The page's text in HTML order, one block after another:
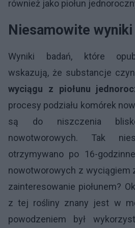
również jako piołun
Niesamowite wyniki
Wyniki badań, które
wskazują, że substancje
wyciągu z piołunu
procesy podziału komórek
są do niszczenia
nowotworowych. Tak
otrzymywano po 16-
nowotworowych z wyciągiem
zainteresowanie piołunem?
z tej rośliny znany jest w
powodzeniem był